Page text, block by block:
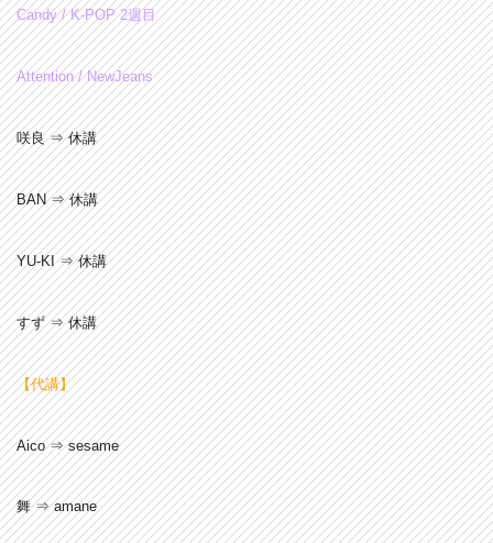
Candy / K-POP 2週目
Attention / NewJeans
咲良 ⇒ 休講
BAN ⇒ 休講
YU-KI ⇒ 休講
すず ⇒ 休講
【代講】
Aico ⇒ sesame
舞 ⇒ amane